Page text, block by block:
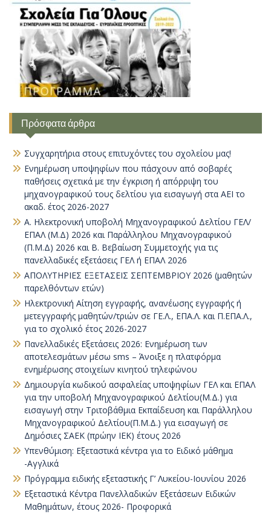
Πρόσφατα άρθρα
Συγχαρητήρια στους επιτυχόντες του σχολείου μας!
Ενημέρωση υποψηφίων που πάσχουν από σοβαρές
παθήσεις σχετικά με την έγκριση ή απόρριψη του
μηχανογραφικού τους δελτίου για εισαγωγή στα ΑΕΙ το
ακαδ. έτος 2026-2027
Α. Ηλεκτρονική υποβολή Μηχανογραφικού Δελτίου ΓΕΛ/
ΕΠΑΛ (Μ.Δ) 2026 και Παράλληλου Μηχανογραφικού
(Π.Μ.Δ) 2026 και Β. Βεβαίωση Συμμετοχής για τις
πανελλαδικές εξετάσεις ΓΕΛ ή ΕΠΑΛ 2026
ΑΠΟΛΥΤΗΡΙΕΣ ΕΞΕΤΑΣΕΙΣ ΣΕΠΤΕΜΒΡΙΟΥ 2026 (μαθητών
παρελθόντων ετών)
Ηλεκτρονική Αίτηση εγγραφής, ανανέωσης εγγραφής ή
μετεγγραφής μαθητών/τριών σε ΓΕ.Λ., ΕΠΑ.Λ. και Π.ΕΠΑ.Λ.,
για το σχολικό έτος 2026-2027
Πανελλαδικές Εξετάσεις 2026: Ενημέρωση των
αποτελεσμάτων μέσω sms – Άνοιξε η πλατφόρμα
ενημέρωσης στοιχείων κινητού τηλεφώνου
Δημιουργία κωδικού ασφαλείας υποψηφίων ΓΕΛ και ΕΠΑΛ
για την υποβολή Μηχανογραφικού Δελτίου(Μ.Δ.) για
εισαγωγή στην Τριτοβάθμια Εκπαίδευση και Παράλληλου
Μηχανογραφικού Δελτίου(Π.Μ.Δ.) για εισαγωγή σε
Δημόσιες ΣΑΕΚ (πρώην ΙΕΚ) έτους 2026
Υπενθύμιση: Εξεταστικά κέντρα για το Ειδικό μάθημα
-Αγγλικά
Πρόγραμμα ειδικής εξεταστικής Γ’ Λυκείου-Ιουνίου 2026
Εξεταστικά Κέντρα Πανελλαδικών Εξετάσεων Ειδικών
Μαθημάτων, έτους 2026- Προφορικά